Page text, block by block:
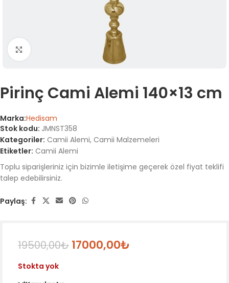
Büyütmek için tıklayın
Pirinç Cami Alemi 140×13 cm
Marka:Hedisam
Stok kodu: JMNST358
Kategoriler: Camii Alemi, Camii Malzemeleri
Etiketler: Camii Alemi
Toplu siparişleriniz için bizimle iletişime geçerek özel fiyat teklifi
talep edebilirsiniz.
Paylaş:
19500,00₺ 17000,00₺
Stokta yok